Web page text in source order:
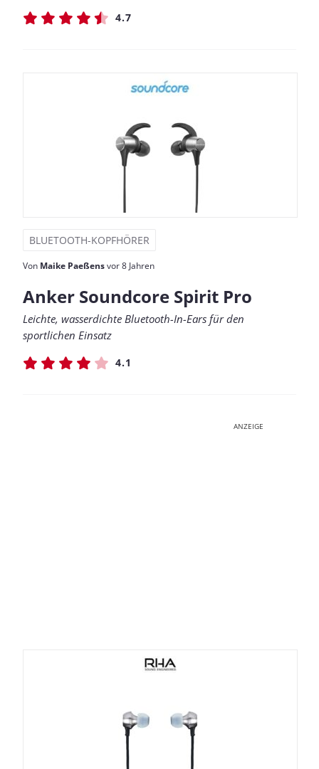
4.7
BLUETOOTH-KOPFHÖRER
Von Maike Paeßensvor 8 Jahren
Anker Soundcore Spirit Pro
Leichte, wasserdichte Bluetooth-In-Ears für den
sportlichen Einsatz
4.1
ANZEIGE